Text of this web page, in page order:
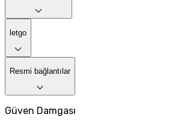
letgo
Resmi bağlantılar
Güven Damgası